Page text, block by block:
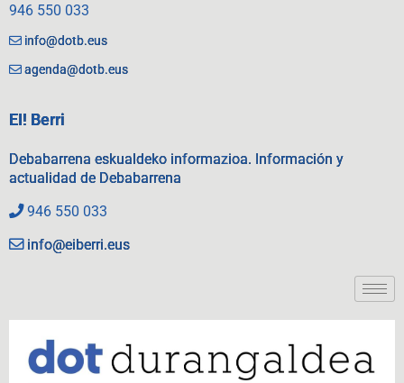
946 550 033
info@dotb.eus
agenda@dotb.eus
EI! Berri
Debabarrena eskualdeko informazioa. Información y
actualidad de Debabarrena
946 550 033
info@eiberri.eus